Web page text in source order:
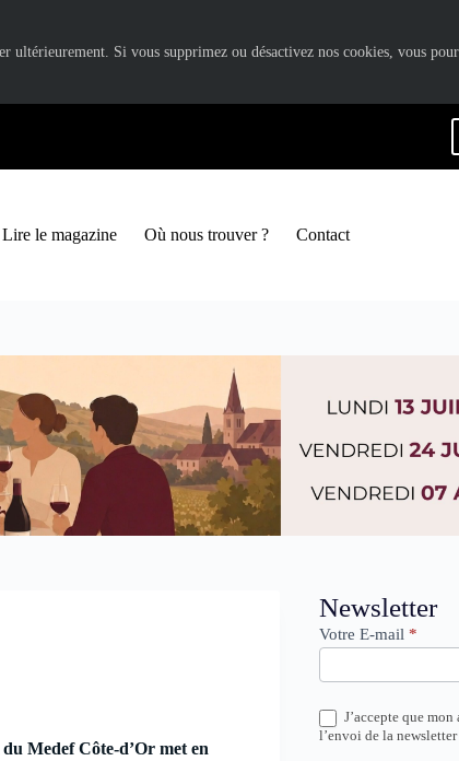
Lire le magazine Où nous trouver ? Contact
Medef Côte-d’Or met en
Newsletter
Newsletter
Votre E-mail *
J’accepte que
l’envoi de la newsletter
ultérieurement. Si vous supprimez ou désactivez nos cookies, vous